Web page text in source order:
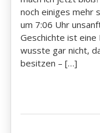
noch einiges mehr
um 7:06 Uhr
Geschichte ist eine
wusste gar nicht,
besitzen – […]